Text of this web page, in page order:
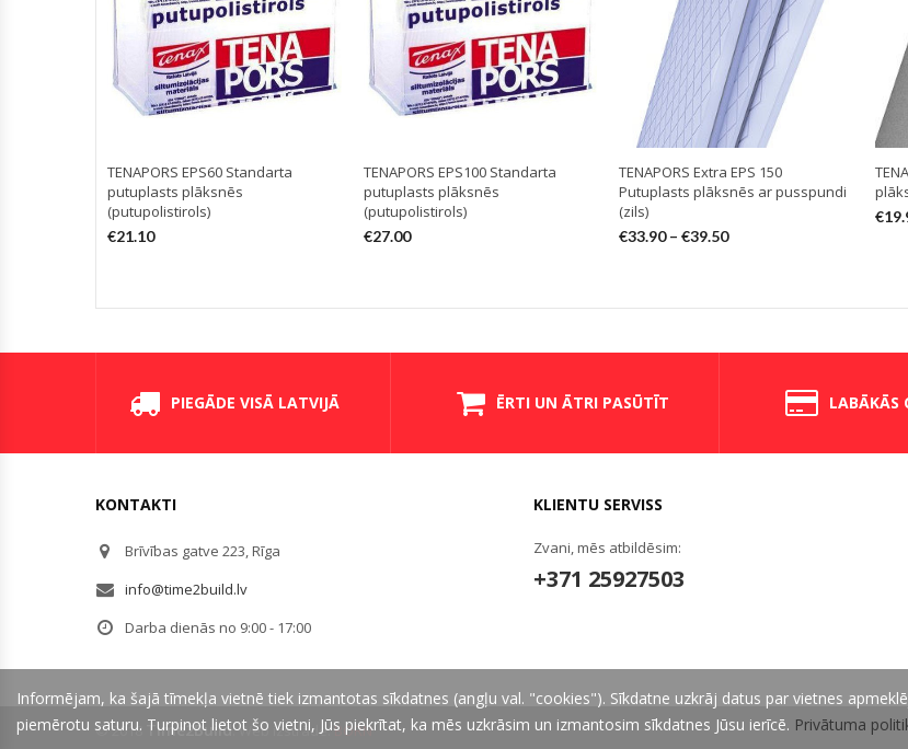
TENAPORS EPS60 Standarta
putuplasts plāksnēs
(putupolistirols)
€21.10
TENAPORS EPS100 Standarta
putuplasts plāksnēs
(putupolistirols)
€27.00
TENAPORS Extra EPS 150
Putuplasts plāksnēs ar pusspundi
(zils)
€33.90–€39.50
€
PIEGĀDE VISĀ LATVIJĀ ĒRTI UN ĀTRI PASŪTĪT LABĀKĀS
KONTAKTI
Brīvības gatve 223, Rīga
info@time2build.lv
Darba dienās no 9:00 - 17:00
KLIENTU SERVISS
Zvani, mēs atbildēsim:
+371 25927503
© 2018 Time2Build. Web izstrāde:BORN
Informējam, ka šajā tīmekļa vietnē tiek izmantotas sīkdatnes (angļu val. "cookies"). Sīkdatne uzkrāj datus par vietnes
piemērotu saturu. Turpinot lietot šo vietni, Jūs piekrītat, ka mēs uzkrāsim un izmantosim sīkdatnes Jūsu ierīcē. Privātuma